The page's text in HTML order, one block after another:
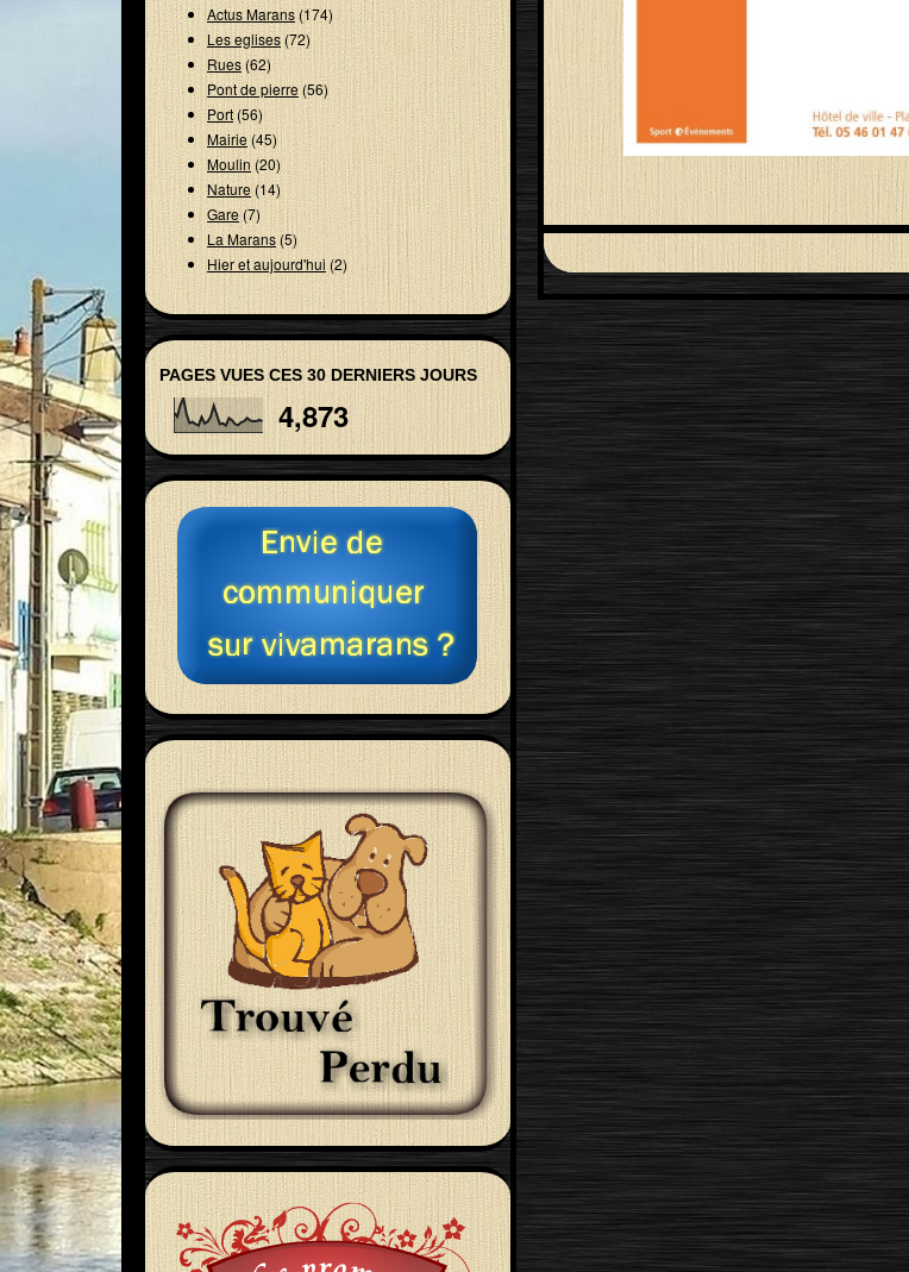
Actus Marans (174)
Les eglises(72)
Rues(62)
Pont de pierre(56)
Port(56)
Mairie(45)
Moulin(20)
Nature(14)
Gare (7)
La Marans(5)
Hier et aujourd'hui (2)
PAGES VUES CES 30 DERNIERS JOURS
4,873